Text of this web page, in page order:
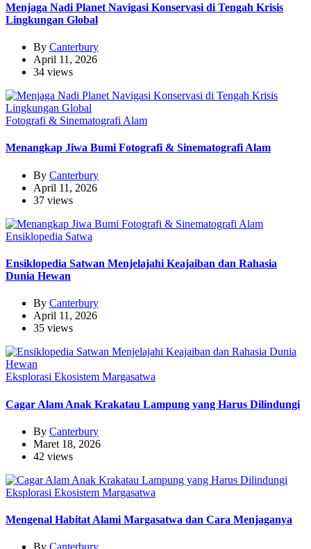
Menjaga Nadi Planet Navigasi Konservasi di Tengah Krisis
Lingkungan Global
By Canterbury
April 11, 2026
34 views
Fotografi & Sinematografi Alam
Menangkap Jiwa Bumi Fotografi & Sinematografi Alam
By Canterbury
April 11, 2026
37 views
Ensiklopedia Satwa
Ensiklopedia Satwan Menjelajahi Keajaiban dan Rahasia
Dunia Hewan
By Canterbury
April 11, 2026
35 views
Eksplorasi Ekosistem Margasatwa
Cagar Alam Anak Krakatau Lampung yang Harus Dilindungi
By Canterbury
Maret 18, 2026
42 views
Eksplorasi Ekosistem Margasatwa
Mengenal Habitat Alami Margasatwa dan Cara Menjaganya